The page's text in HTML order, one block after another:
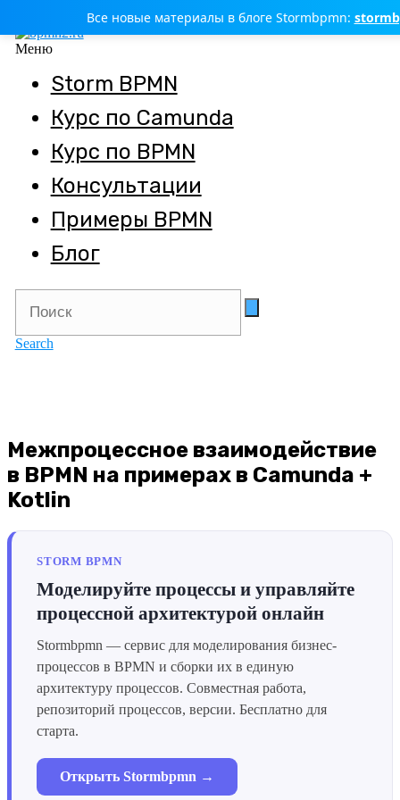
Все новые материалы в блоге Stormbpmn:
Меню
Storm BPMN
Курс по Camunda
Курс по BPMN
Консультации
Примеры BPMN
Блог
Search
Межпроцессное взаимодействие
в BPMN на примерах в Camunda +
Kotlin
STORM BPMN
Моделируйте процессы и управляйте
процессной архитектурой онлайн
Stormbpmn — сервис для моделирования бизнес-
процессов в BPMN и сборки их в единую
архитектуру процессов. Совместная работа,
репозиторий процессов, версии. Бесплатно для
старта.
Открыть Stormbpmn →